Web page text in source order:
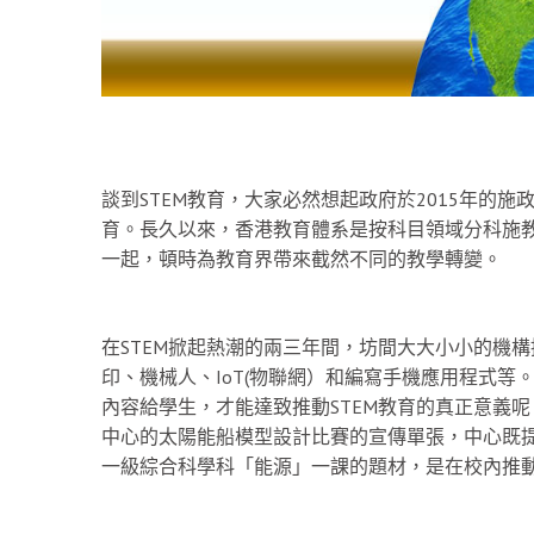
談到STEM教育，大家必然想起政府於2015年的施
育。長久以來，香港教育體系是按科目領域分科施
一起，頓時為教育界帶來截然不同的教學轉變。
在STEM掀起熱潮的兩三年間，坊間大大小小的機
印、機械人、IoT(物聯網）和編寫手機應用程式等
內容給學生，才能達致推動STEM教育的真正意義
中心的太陽能船模型設計比賽的宣傳單張，中心
一級綜合科學科「能源」一課的題材，是在校內推